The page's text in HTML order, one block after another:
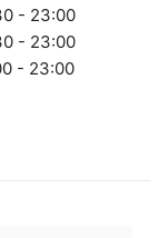
- 23:00
- 23:00
- 23:00